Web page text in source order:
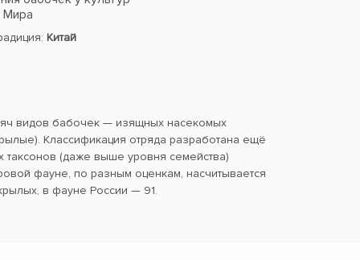
Мира
Китай
видов бабочек — изящных насекомых
Классификация отряда разработана ещё
таксонов (даже выше уровня семейства)
фауне, по разным оценкам, насчитывается
в фауне России — 91.